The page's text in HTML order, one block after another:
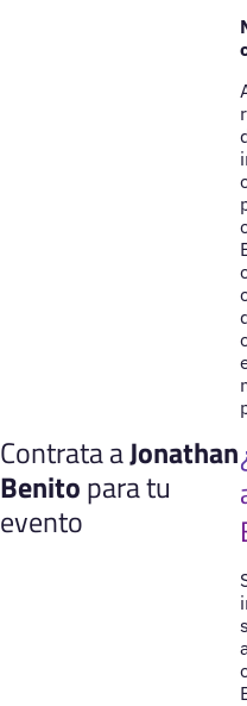
Contrata aJonathan
Benitopara tu
evento